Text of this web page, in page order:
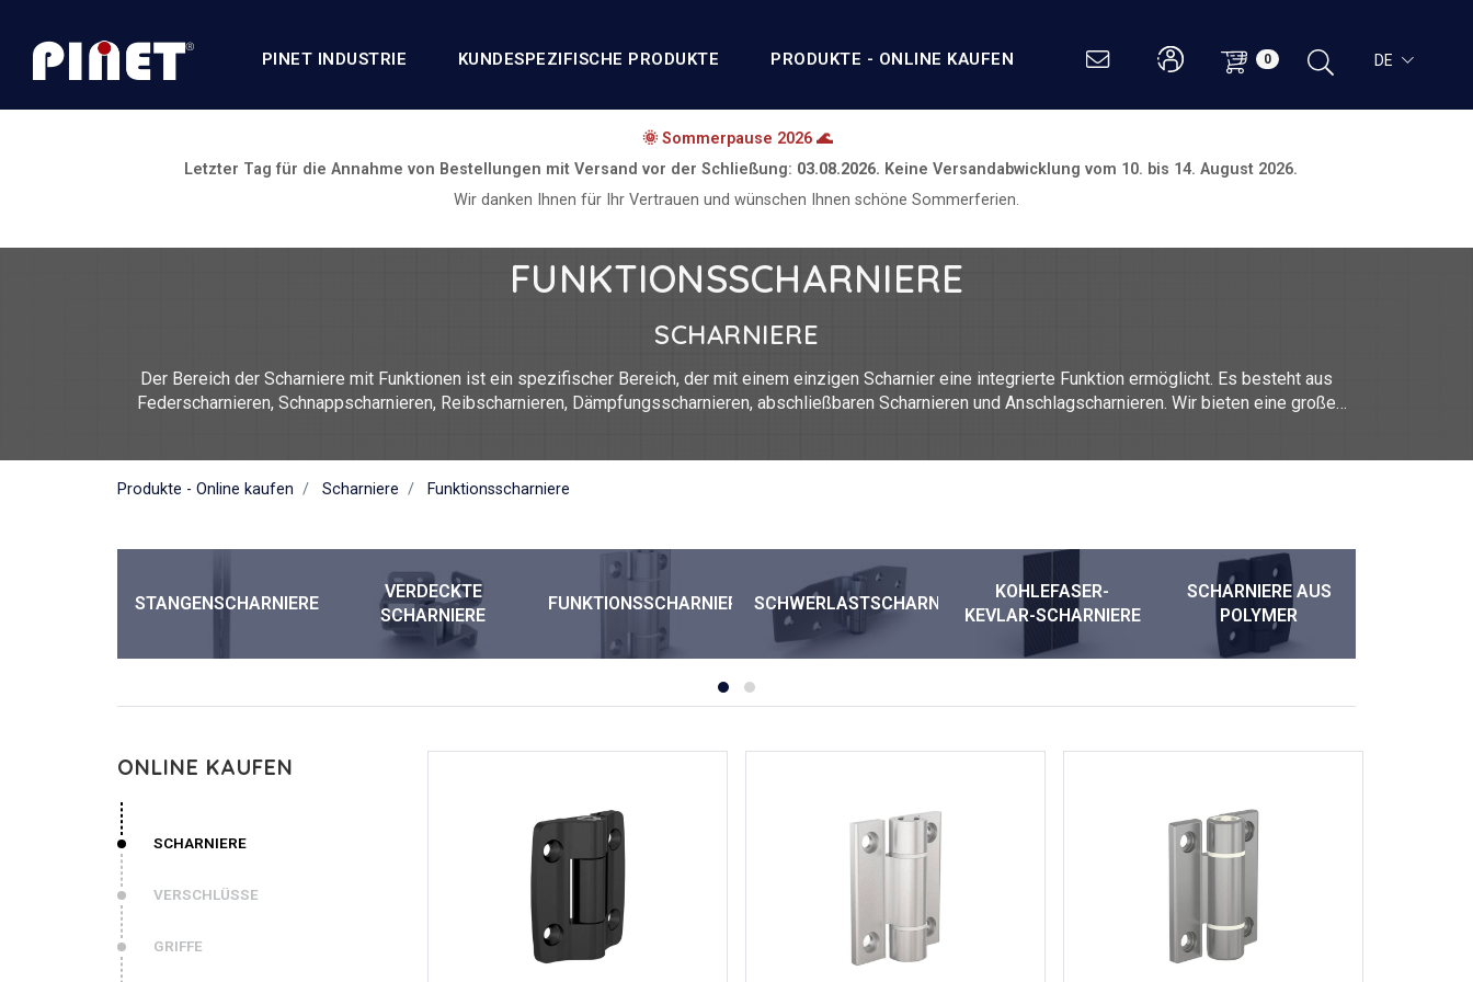
PINET INDUSTRIE KUNDESPEZIFISCHE PRODUKTE PRODUKTE - ONLINE KAUFEN 0 DE
🌞 Sommerpause 2026 🌊
Letzter Tag für die Annahme von Bestellungen mit Versand vor der Schließung: 03.08.2026. Keine Versandabwicklung vom 10. bis 14. August 2026.
Wir danken Ihnen für Ihr Vertrauen und wünschen Ihnen schöne Sommerferien.
FUNKTIONSSCHARNIERE
SCHARNIERE
Der Bereich der Scharniere mit Funktionen ist ein spezifischer Bereich, der mit einem einzigen Scharnier eine integrierte Funktion ermöglicht. Es besteht aus
Federscharnieren, Schnappscharnieren, Reibscharnieren, Dämpfungsscharnieren, abschließbaren Scharnieren und Anschlagscharnieren. Wir bieten eine große
Produkte - Online kaufen Scharniere Funktionsscharniere
STANGENSCHARNIERE
VERDECKTE
SCHARNIERE
FUNKTIONSSCHARNIERE SCHWERLASTSCHARNIERE
KOHLEFASER-
KEVLAR-SCHARNIERE
SCHARNIERE AUS
POLYMER
ONLINE KAUFEN
SCHARNIERE
VERSCHLÜSSE
GRIFFE